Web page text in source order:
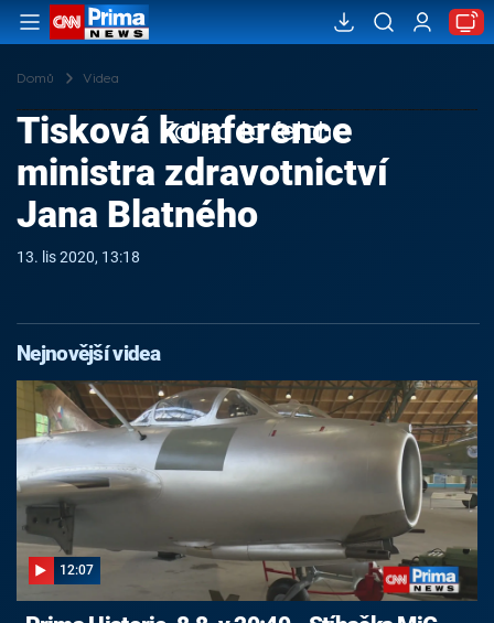
Domů Videa
Failed to fetch
Tisková konference
ministra zdravotnictví
Jana Blatného
13. lis 2020, 13:18
Nejnovější videa
12:07